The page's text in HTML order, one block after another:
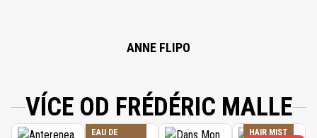
ANNE FLIPO
VÍCE OD FRÉDÉRIC MALLE
EAU DE
HAIR MIST